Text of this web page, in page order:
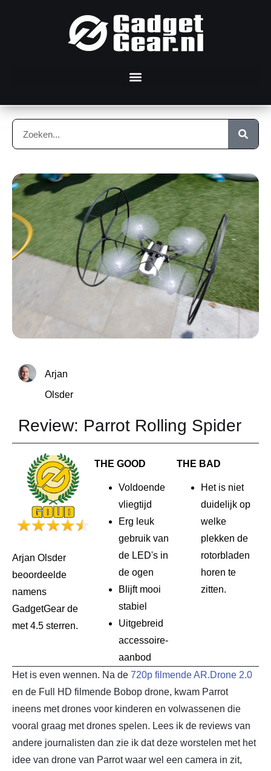
Arjan
Olsder
Review: Parrot Rolling Spider
Arjan Olsder
beoordeelde
namens
GadgetGear de
met 4.5 sterren.
THE GOOD
Voldoende
vliegtijd
Erg leuk
gebruik van
de LED's in
de ogen
Blijft mooi
stabiel
Uitgebreid
accessoire-
aanbod
THE BAD
Het is niet
duidelijk op
welke
plekken de
rotorbladen
horen te
zitten.
Het is even wennen. Na de 720p filmende AR.Drone 2.0
en de Full HD filmende Bobop drone, kwam Parrot
ineens met drones voor kinderen en volwassenen die
vooral graag met drones spelen. Lees ik de reviews van
andere journalisten dan zie ik dat deze worstelen met het
idee van drone van Parrot waar wel een camera in zit,